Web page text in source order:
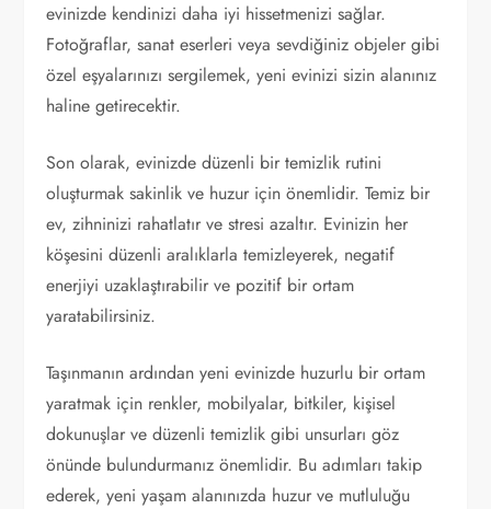
evinizde kendinizi daha iyi hissetmenizi sağlar.
Fotoğraflar, sanat eserleri veya sevdiğiniz objeler gibi
özel eşyalarınızı sergilemek, yeni evinizi sizin alanınız
haline getirecektir.
Son olarak, evinizde düzenli bir temizlik rutini
oluşturmak sakinlik ve huzur için önemlidir. Temiz bir
ev, zihninizi rahatlatır ve stresi azaltır. Evinizin her
köşesini düzenli aralıklarla temizleyerek, negatif
enerjiyi uzaklaştırabilir ve pozitif bir ortam
yaratabilirsiniz.
Taşınmanın ardından yeni evinizde huzurlu bir ortam
yaratmak için renkler, mobilyalar, bitkiler, kişisel
dokunuşlar ve düzenli temizlik gibi unsurları göz
önünde bulundurmanız önemlidir. Bu adımları takip
ederek, yeni yaşam alanınızda huzur ve mutluluğu